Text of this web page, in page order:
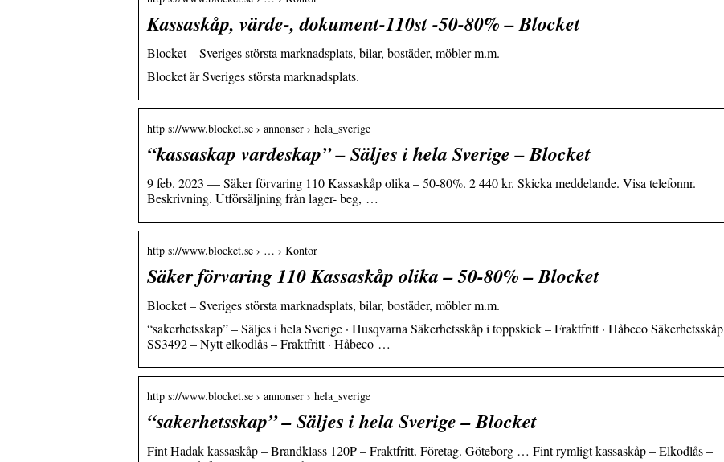
Kassaskåp, värde-, dokument-110st -50-80% – Blocket
Blocket – Sveriges största marknadsplats, bilar, bostäder, möbler m.m.
Blocket är Sveriges största marknadsplats.
http s://www.blocket.se › annonser › hela_sverige
“kassaskap vardeskap” – Säljes i hela Sverige – Blocket
9 feb. 2023 — Säker förvaring 110 Kassaskåp olika – 50-80%. 2 440 kr. Skicka meddelande. Visa telefonnr.
Beskrivning. Utförsäljning från lager- beg, …
http s://www.blocket.se › … › Kontor
Säker förvaring 110 Kassaskåp olika – 50-80% – Blocket
Blocket – Sveriges största marknadsplats, bilar, bostäder, möbler m.m.
“sakerhetsskap” – Säljes i hela Sverige · Husqvarna Säkerhetsskåp i toppskick – Fraktfritt · Håbeco Säkerhetsskåp
SS3492 – Nytt elkodlås – Fraktfritt · Håbeco …
http s://www.blocket.se › annonser › hela_sverige
“sakerhetsskap” – Säljes i hela Sverige – Blocket
Fint Hadak kassaskåp – Brandklass 120P – Fraktfritt. Företag. Göteborg … Fint rymligt kassaskåp – Elkodlås –